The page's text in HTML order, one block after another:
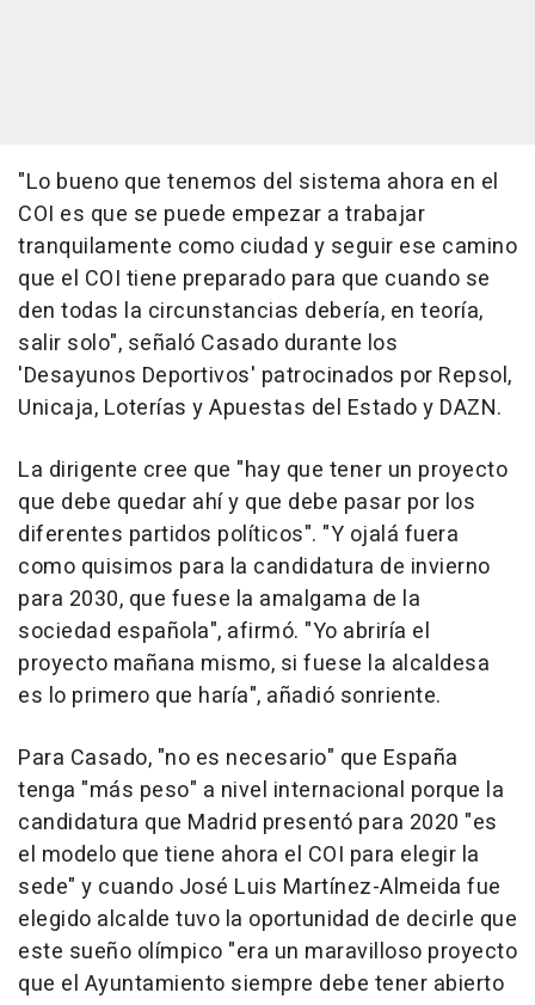
"Lo bueno que tenemos del sistema ahora en el
COI es que se puede empezar a trabajar
tranquilamente como ciudad y seguir ese camino
que el COI tiene preparado para que cuando se
den todas la circunstancias debería, en teoría,
salir solo", señaló Casado durante los
'Desayunos Deportivos' patrocinados por Repsol,
Unicaja, Loterías y Apuestas del Estado y DAZN.
La dirigente cree que "hay que tener un proyecto
que debe quedar ahí y que debe pasar por los
diferentes partidos políticos". "Y ojalá fuera
como quisimos para la candidatura de invierno
para 2030, que fuese la amalgama de la
sociedad española", afirmó. "Yo abriría el
proyecto mañana mismo, si fuese la alcaldesa
es lo primero que haría", añadió sonriente.
Para Casado, "no es necesario" que España
tenga "más peso" a nivel internacional porque la
candidatura que Madrid presentó para 2020 "es
el modelo que tiene ahora el COI para elegir la
sede" y cuando José Luis Martínez-Almeida fue
elegido alcalde tuvo la oportunidad de decirle que
este sueño olímpico "era un maravilloso proyecto
que el Ayuntamiento siempre debe tener abierto